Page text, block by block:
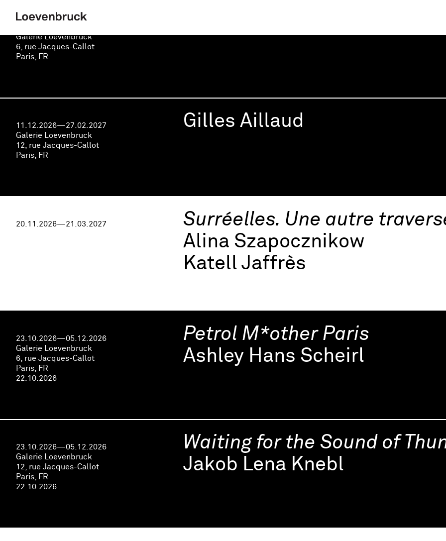
Galerie Loevenbruck
6, rue Jacques-Callot
Paris, FR
Gilles Aillaud
11.12.2026—27.02.2027
Galerie Loevenbruck
12, rue Jacques-Callot
Paris, FR
Surréelles. Une autre
Alina Szapocznikow
Katell Jaffrès
20.11.2026—21.03.2027
Petrol M*other Paris
Ashley Hans Scheirl
23.10.2026—05.12.2026
Galerie Loevenbruck
6, rue Jacques-Callot
Paris, FR
22.10.2026
Waiting for the Sound of
Jakob Lena Knebl
23.10.2026—05.12.2026
Galerie Loevenbruck
12, rue Jacques-Callot
Paris, FR
22.10.2026